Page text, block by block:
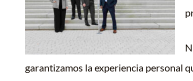
garantizamos la experiencia personal